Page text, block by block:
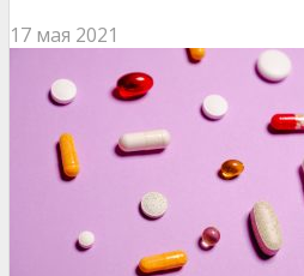
17 мая 2021